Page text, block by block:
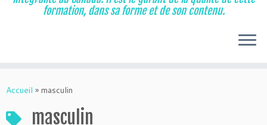
au
formation, dans sa forme et de son contenu.
Accueil » masculin
masculin